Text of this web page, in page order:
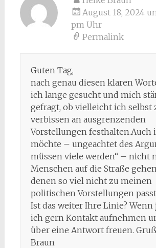
August 18, 2024
pm Uhr
Permalink
Guten Tag,
nach genau diesen klaren
ich lange gesucht und mich
gefragt, ob vielleicht ich selbst
verbissen an ausgrenzenden
Vorstellungen festhalten.Auch
möchte – ungeachtet des
müssen viele werden“ – nicht
Menschen auf die Straße
denen so viel nicht zu meinen
politischen Vorstellungen
Ist das weiter Ihre Linie? Wenn
ich gern Kontakt aufnehmen
über eine Antwort freuen.
Braun